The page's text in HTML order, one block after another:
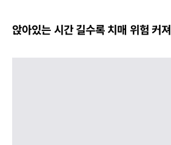
앉아있는 시간 길수록 치매 위험 커져